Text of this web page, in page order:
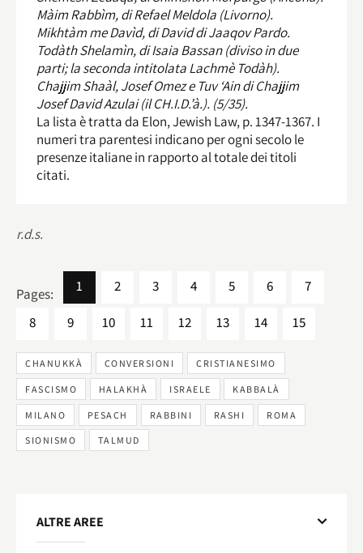
Màim Rabbìm, di Refael Meldola (Livorno).
Mikhtàm me Davìd, di David di Jaaqov Pardo.
Todàth Shelamìn, di Isaia Bassan (diviso in due
parti; la seconda intitolata Lachmè Todàh).
Chajjim Shaàl, Josef Omez e Tuv ‘Ain di Chajjim
Josef David Azulai (il CH.I.D.’à.). (5/35).
La lista è tratta da Elon, Jewish Law, p. 1347-1367. I
numeri tra parentesi indicano per ogni secolo le
presenze italiane in rapporto al totale dei titoli
citati.
r.d.s.
Pages: 1 2 3 4 5 6 7
8 9 10 11 12 13 14 15
CHANUKKÀ CONVERSIONI CRISTIANESIMO
FASCISMO HALAKHÀ ISRAELE KABBALÀ
MILANO PESACH RABBINI RASHI ROMA
SIONISMO TALMUD
ALTRE AREE